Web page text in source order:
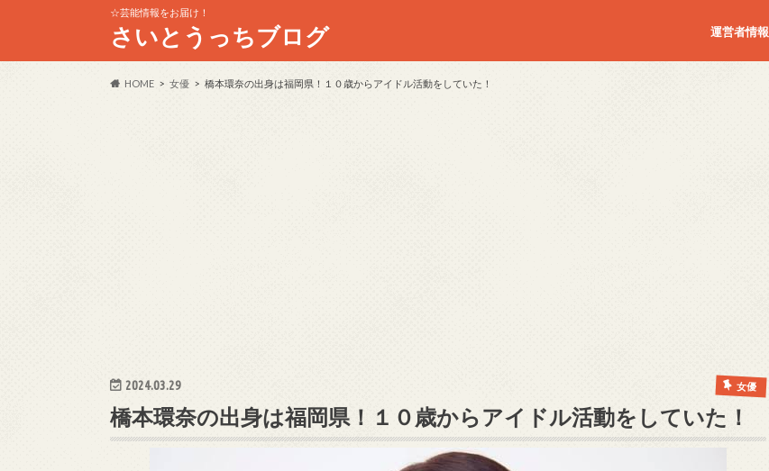
☆芸能情報をお届け！
さいとうっちブログ 運営者情報
HOME 女優 橋本環奈の出身は福岡県！１０歳からアイドル活動をしていた！
2024.03.29 女優
橋本環奈の出身は福岡県！１０歳からアイドル活動をしていた！